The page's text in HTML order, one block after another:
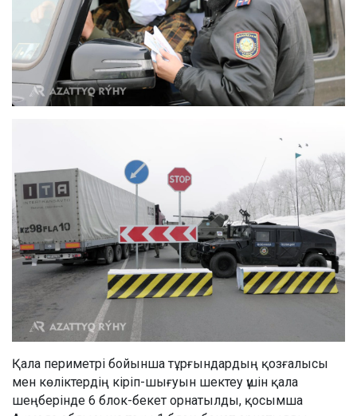
Қала периметрі бойынша тұрғындардың қозғалысы
мен көліктердің кіріп-шығуын шектеу үшін қала
шеңберінде 6 блок-бекет орнатылды, қосымша